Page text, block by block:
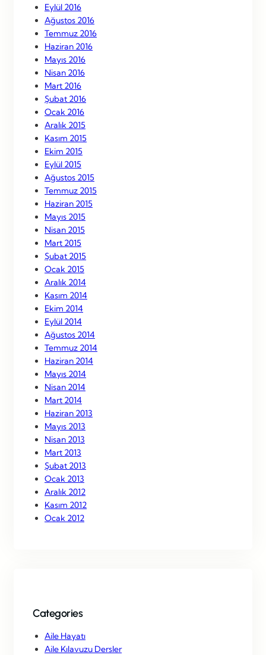
Eylül 2016
Ağustos 2016
Temmuz 2016
Haziran 2016
Mayıs 2016
Nisan 2016
Mart 2016
Şubat 2016
Ocak 2016
Aralık 2015
Kasım 2015
Ekim 2015
Eylül 2015
Ağustos 2015
Temmuz 2015
Haziran 2015
Mayıs 2015
Nisan 2015
Mart 2015
Şubat 2015
Ocak 2015
Aralık 2014
Kasım 2014
Ekim 2014
Eylül 2014
Ağustos 2014
Temmuz 2014
Haziran 2014
Mayıs 2014
Nisan 2014
Mart 2014
Haziran 2013
Mayıs 2013
Nisan 2013
Mart 2013
Şubat 2013
Ocak 2013
Aralık 2012
Kasım 2012
Ocak 2012
Categories
Aile Hayatı
Aile Kılavuzu Dersler